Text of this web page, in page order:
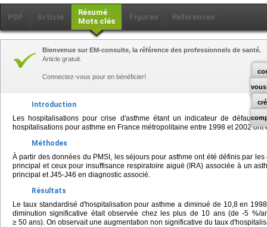
PDF Article
Résumé
Mots clés
Figures Références
vous
Bienvenue sur EM-consulte, la référence des professionnels de santé.
Article gratuit.
Connectez-vous pour en bénéficier!
Introduction
Les hospitalisations pour crise d'asthme étant un indicateur de défaut
hospitalisations pour asthme en France métropolitaine entre 1998 et 2002 ont
Méthodes
À partir des données du PMSI, les séjours pour asthme ont été définis par
principal et ceux pour insuffisance respiratoire aiguë (IRA) associée à un
principal et J45-J46 en diagnostic associé.
Résultats
Le taux standardisé d'hospitalisation pour asthme a diminué de 10,8 en
diminution significative était observée chez les plus de 10 ans (de -5 %/
≥ 50 ans). On observait une augmentation non significative du taux